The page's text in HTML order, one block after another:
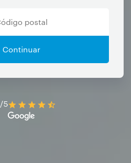
Continuar
/5